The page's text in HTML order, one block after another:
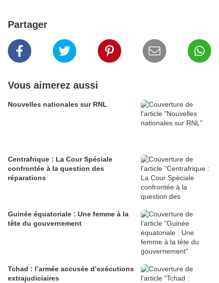
Partager
Vous aimerez aussi
Nouvelles nationales sur RNL
Centrafrique : La Cour Spéciale
confrontée à la question des
réparations
Guinée équatoriale : Une femme à la
tête du gouvernement
Tchad : l’armée accusée d’exécutions
extrajudiciaires